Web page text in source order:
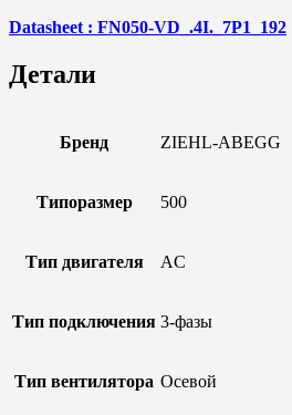
Datasheet : FN050-VD_.4I._7P1_192
Детали
Бренд ZIEHL-ABEGG
Типоразмер 500
Тип двигателя AC
Тип подключения 3-фазы
Тип вентилятора Осевой